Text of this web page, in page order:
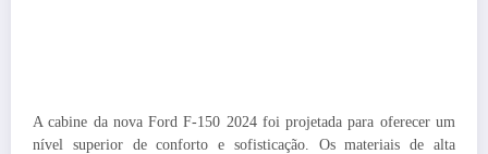
A cabine da nova Ford F-150 2024 foi projetada para oferecer um
nível superior de conforto e sofisticação. Os materiais de alta